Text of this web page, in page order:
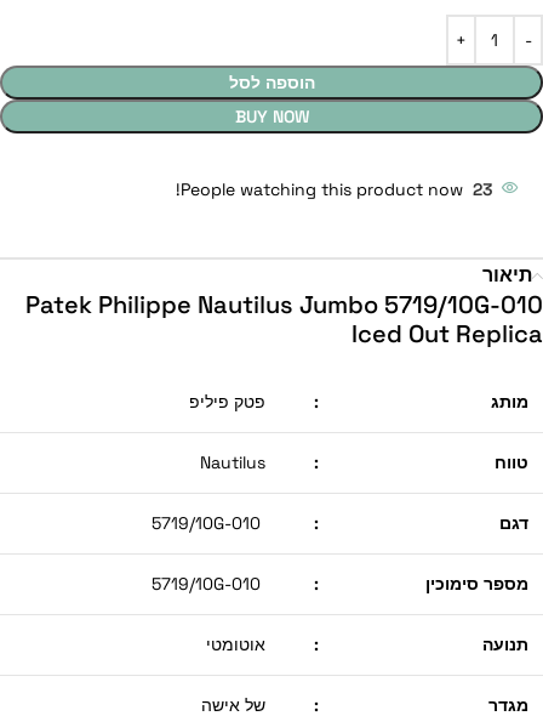
הוספה לסל
BUY NOW
23
People watching this product now!
תיאור
Patek Philippe Nautilus Jumbo 5719/10G-010
Iced Out Replica
מותג : פטק פיליפ
טווח :
Nautilus
דגם :
מספר סימוכין :
תנועה : אוטומטי
מגדר : של אישה